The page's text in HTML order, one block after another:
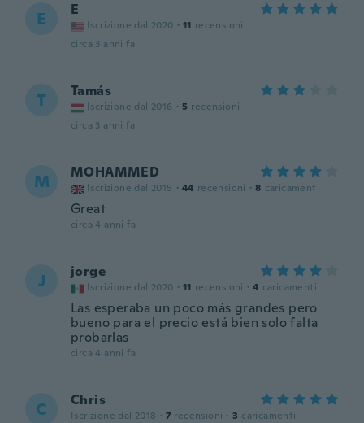
E E
Iscrizione dal 2020 · 11 recensioni
circa 3 anni fa
T Tamás
Iscrizione dal 2016 · 5 recensioni
circa 3 anni fa
M MOHAMMED
Iscrizione dal 2015 · 44 recensioni · 8 caricamenti
Great
circa 4 anni fa
J jorge
Iscrizione dal 2020 · 11 recensioni · 4 caricamenti
Las esperaba un poco más grandes pero
bueno para el precio está bien solo falta
probarlas
circa 4 anni fa
C Chris
Iscrizione dal 2018 · 7 recensioni · 3 caricamenti